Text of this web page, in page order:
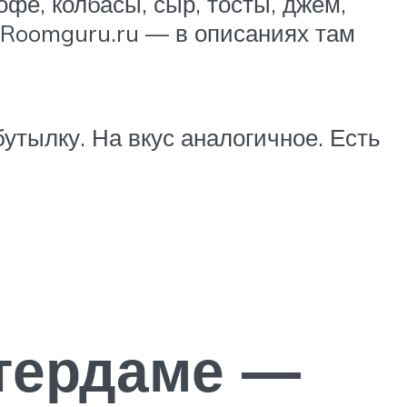
— в описаниях там
На вкус аналогичное. Есть
—